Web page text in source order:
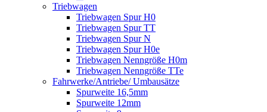
Triebwagen
Triebwagen Spur H0
Triebwagen Spur TT
Triebwagen Spur N
Triebwagen Spur H0e
Triebwagen Nenngröße H0m
Triebwagen Nenngröße TTe
Fahrwerke/Antriebe/ Umbausätze
Spurweite 16,5mm
Spurweite 12mm